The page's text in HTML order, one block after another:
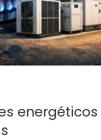
energéticos